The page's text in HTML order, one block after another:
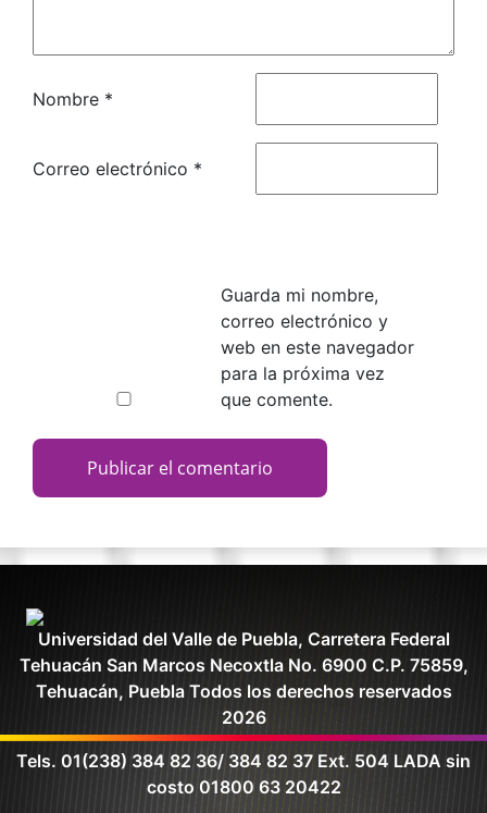
Nombre *
Correo electrónico *
Guarda mi nombre,
correo electrónico y
web en este navegador
para la próxima vez
que comente.
Universidad del Valle de Puebla, Carretera Federal
Tehuacán San Marcos Necoxtla No. 6900 C.P. 75859,
Tehuacán, Puebla Todos los derechos reservados
2026
Tels. 01(238) 384 82 36/ 384 82 37 Ext. 504 LADA sin
costo 01800 63 20422